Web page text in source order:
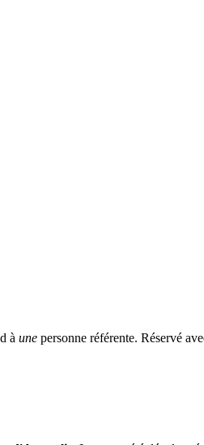
à une personne référente. Réservé